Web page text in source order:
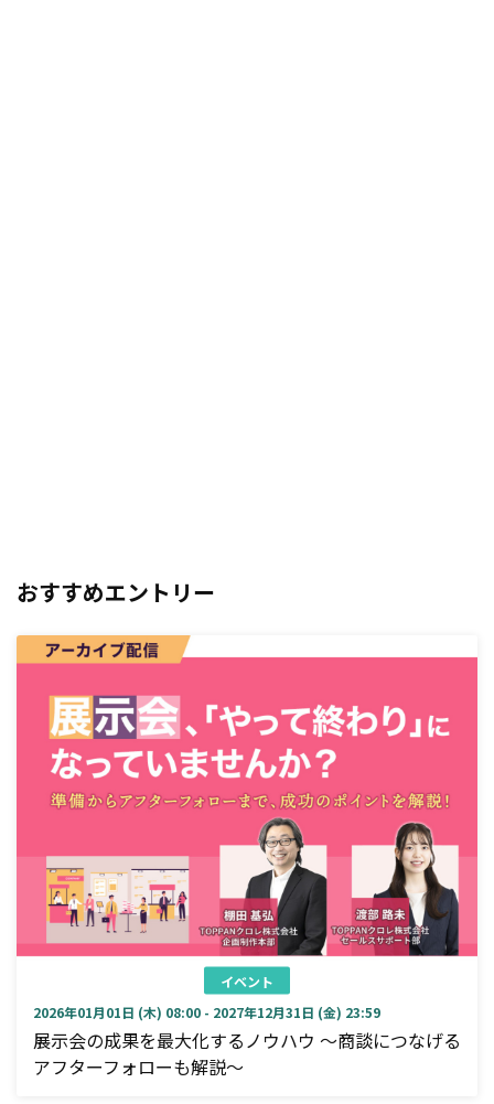
おすすめエントリー
イベント
2026年01月01日 (木) 08:00 - 2027年12月31日 (金) 23:59
展示会の成果を最大化するノウハウ ～商談につなげる
アフターフォローも解説～